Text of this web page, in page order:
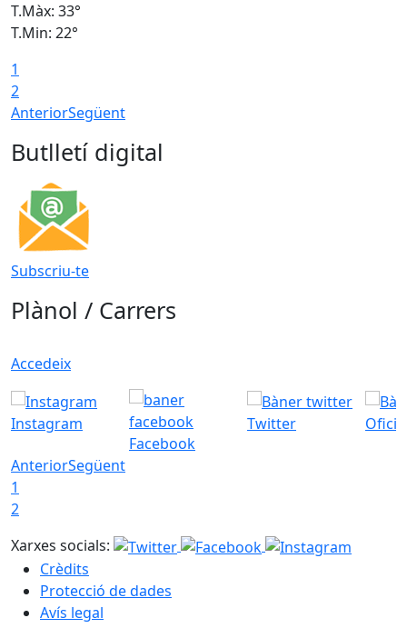
T.Màx: 33°
T.Min: 22°
1
2
AnteriorSegüent
Butlletí digital
Subscriu-te
Plànol / Carrers
Accedeix
Instagram
Facebook
Twitter
AnteriorSegüent
1
2
Xarxes socials:
Crèdits
Protecció de dades
Avís legal